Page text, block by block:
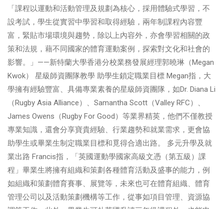
「課程以運動和活動管理及規劃為核心，採用體驗式學習，不
設考試，學生從實習中學習和取得經驗，兩年制課程內容豐
富，緊貼市場環境與趨勢，除以上內容外，亦會學習相關的政
策和法規，藉不同國家的體育運動案例，探索對文化和社會的
影響。」——新特蘭大學香港分校業務發展經理郭曉琳（Megan
Kwok） 星級師資團隊教學 助學生鎖定職業目標 Megan指，大
學擁有經驗豐富、具備專業素養的星級師資團隊，如Dr. Diana Li
（Rugby Asia Alliance）、Samantha Scott（Valley RFC）、
James Owens（Rugby For Good）等業界精英，他們不僅教授
專業知識，還會分享寶貴經驗、行業趨勢和就業需求，更會協
助學生或畢業生制定職業目標和覓得合適出路。 多元升學及就
業出路 Francis指，「英國運動學國家高級文憑（第五級）課
程」畢業生將擁有組織和策劃各種體育活動及盛事的能力，例
如組織和策劃體育賽事、展覽等，未來也可在體育組織、體育
管理公司以及活動策劃機構等工作，從事如項目管理、資源協